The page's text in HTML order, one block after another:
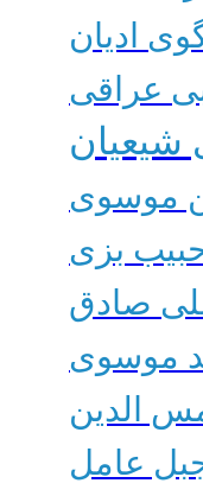
ادیان
عراقی
شیعیان
موسوی
بزی
صادق
موسوی
الدین
عامل